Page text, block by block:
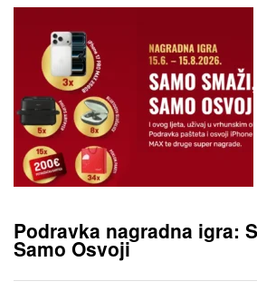
Podravka nagradna igra:
Samo Osvoji